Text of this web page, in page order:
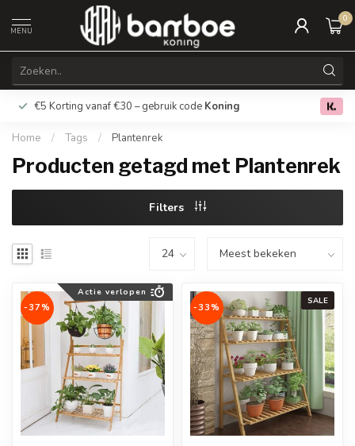
MENU
0
€5 Korting vanaf €30 – gebruik code Koning Gratis
Home / Tags / Plantenrek
Producten getagd met Plantenrek
Filters
Actie verlopen
-37%
SALE
-33%